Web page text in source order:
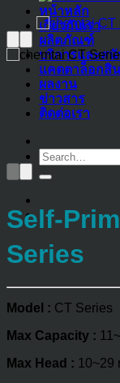
หน้าหลัก
เกี่ยวกับเรา
ผลิตภัณฑ์
บริการและส
แคตตาล็อกสิ
ผลงาน
ข่าวสาร
ติดต่อเรา
Search
for:
Self-
Series
Model : CT Series
Max Capacity :
Max Head : 10~29